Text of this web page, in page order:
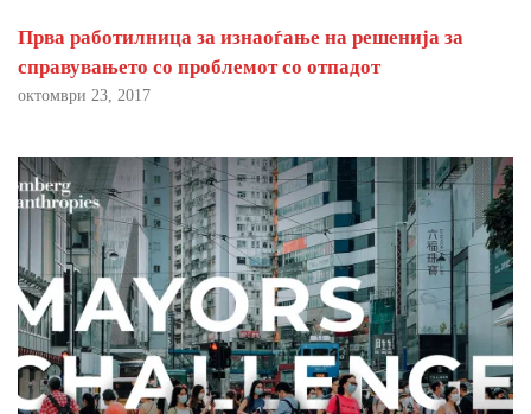
Прва работилница за изнаоѓање на решенија за
справувањето со проблемот со отпадот
октомври 23, 2017